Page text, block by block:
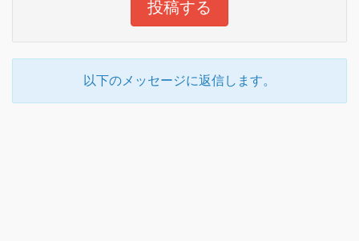
以下のメッセージに返信します。